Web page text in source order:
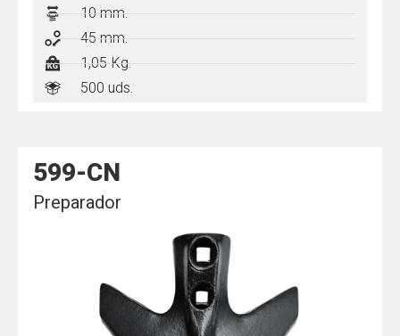
10 mm.
45 mm.
1,05 Kg.
500 uds.
599-CN
Preparador